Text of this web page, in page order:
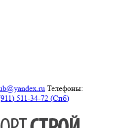
Телефоны:
511-34-72 (Спб)